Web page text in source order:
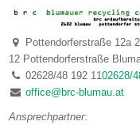
Pottendorferstraße 12a
12 Pottendorferstraße
02628/48 192 1102628/
office@brc-blumau.at
Ansprechpartner: